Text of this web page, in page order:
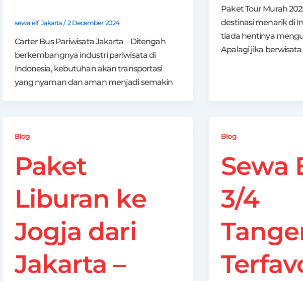
sewa elf Jakarta/2 December 2024
Carter Bus Pariwisata Jakarta – Ditengah
berkembangnya industri pariwisata di
Indonesia, kebutuhan akan transportasi
yang nyaman dan aman menjadi semakin
Paket Tour Murah
destinasi menarik di
tiada hentinya
Apalagi jika
Blog
Paket
Liburan ke
Jogja dari
Jakarta –
Blog
Sewa
3/4